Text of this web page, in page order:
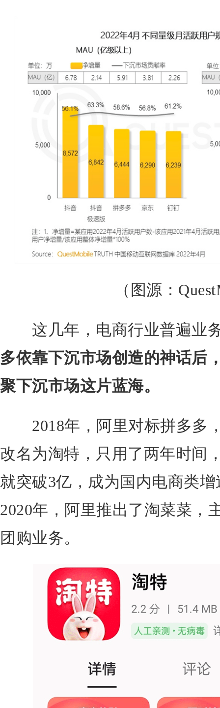
（图源：
这几年，电商行业普遍业
多依靠下沉市场创造的神话后
聚下沉市场这片蓝海。
2018年，阿里对标拼多多
改名为淘特，只用了两年时间
就突破3亿，成为国内电商类
2020年，阿里推出了淘菜菜，
团购业务。